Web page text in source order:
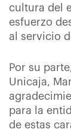
cultura del
esfuerzo
al servicio
Por su
Unicaja,
para la
de estas